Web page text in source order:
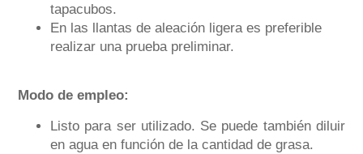
tapacubos.
En las llantas de aleación ligera es preferible
realizar una prueba preliminar.
Modo de empleo:
Listo para ser utilizado. Se puede también diluir
en agua en función de la cantidad de grasa.